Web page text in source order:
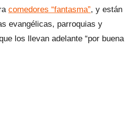
comedores “fantasma”, y están
evangélicas, parroquias y
los llevan adelante “por buena